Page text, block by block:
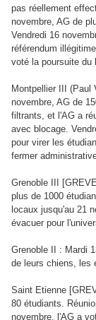
pas réellement
novembre, AG de
Vendredi 16
référendum
voté la poursuite du
Montpellier III (Paul
novembre, AG de
filtrants, et l'AG a
avec blocage.
pour virer les
fermer
Grenoble III
plus de 1000
locaux jusqu'au 21
évacuer pour
Grenoble II : Mardi
de leurs chiens, les
Saint Etienne
80 étudiants.
novembre, l'AG a